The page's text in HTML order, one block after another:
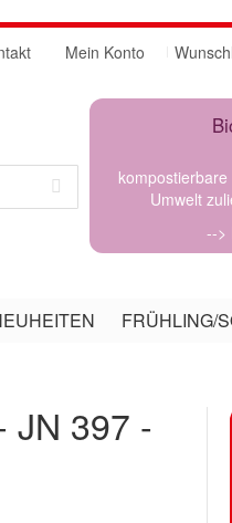
Mein Konto
Umwelt
-->
FRÜHLING/
JN 397 -